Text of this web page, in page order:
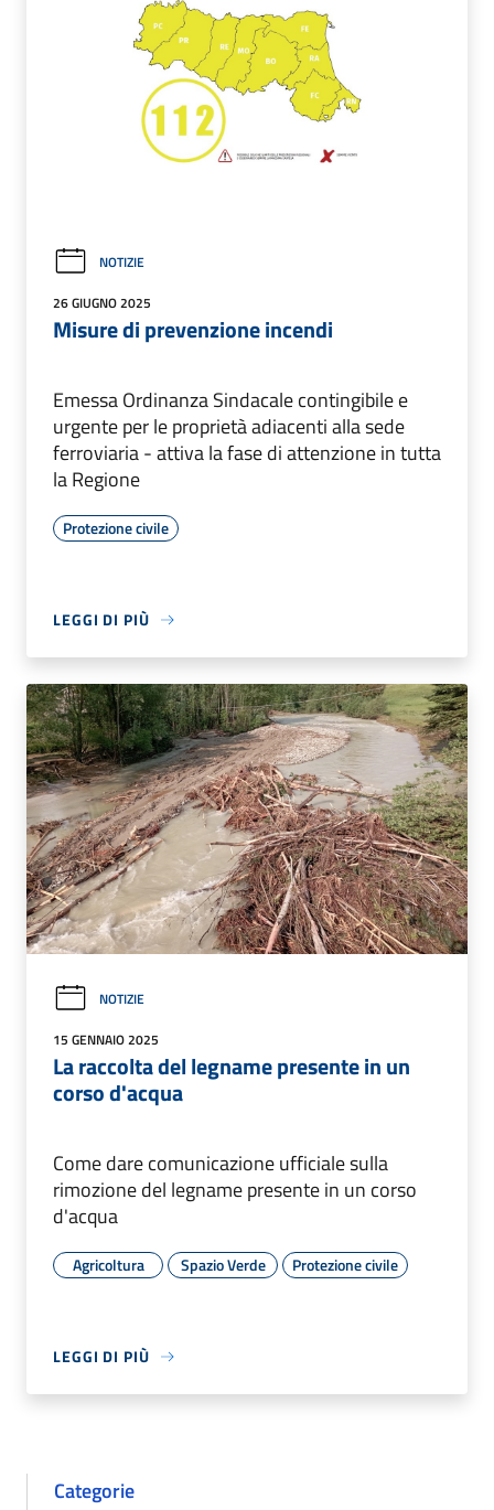
NOTIZIE
26 GIUGNO 2025
Misure di prevenzione incendi
Emessa Ordinanza Sindacale contingibile e
urgente per le proprietà adiacenti alla sede
ferroviaria - attiva la fase di attenzione in tutta
la Regione
Protezione civile
LEGGI DI PIÙ
NOTIZIE
15 GENNAIO 2025
La raccolta del legname presente in un
corso d'acqua
Come dare comunicazione ufficiale sulla
rimozione del legname presente in un corso
d'acqua
Agricoltura Spazio Verde Protezione civile
LEGGI DI PIÙ
Categorie